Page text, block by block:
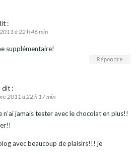
:
à 22 h 46 min
supplémentaire!
Répondre
dit :
2011 à 22 h 17 min
n’ai jamais tester avec le chocolat en plus!!
avec beaucoup de plaisirs!!! je